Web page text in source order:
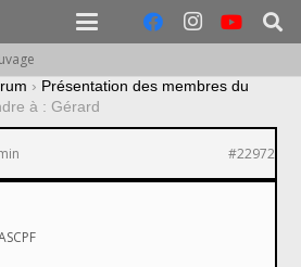
› Présentation des membres du
à : Gérard
#22972